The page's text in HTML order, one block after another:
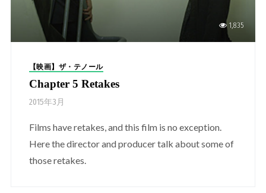
1,835
【映画】ザ・テノール
Chapter 5 Retakes
2015年3月
Films have retakes, and this film is no exception.
Here the director and producer talk about some of
those retakes.